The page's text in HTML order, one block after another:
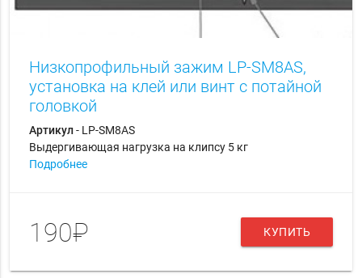
Низкопрофильный зажим LP-SM8AS,
установка на клей или винт с потайной
головкой
Артикул- LP-SM8AS
Выдергивающая нагрузка на клипсу 5 кг
Подробнее
190₽ КУПИТЬ